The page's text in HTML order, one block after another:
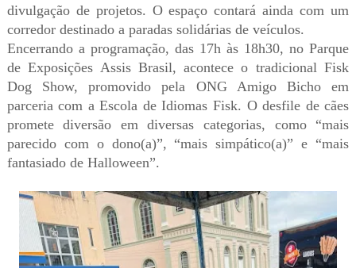
divulgação de projetos. O espaço contará ainda com um
corredor destinado a paradas solidárias de veículos.
Encerrando a programação, das 17h às 18h30, no Parque
de Exposições Assis Brasil, acontece o tradicional Fisk
Dog Show, promovido pela ONG Amigo Bicho em
parceria com a Escola de Idiomas Fisk. O desfile de cães
promete diversão em diversas categorias, como “mais
parecido com o dono(a)”, “mais simpático(a)” e “mais
fantasiado de Halloween”.